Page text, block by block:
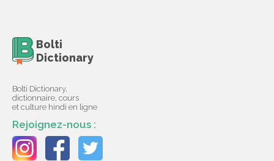
Bolti
Dictionary
Bolti Dictionary,
dictionnaire, cours
et culture hindi en ligne
Rejoignez-nous :